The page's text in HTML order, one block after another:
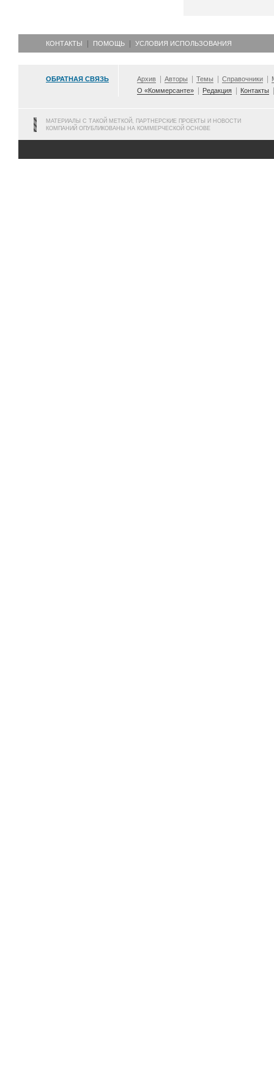
КОНТАКТЫ ПОМОЩЬ УСЛОВИЯ ИСПОЛЬЗОВАНИЯ
ОБРАТНАЯ СВЯЗЬ Архив Авторы Темы Справочники
О «Коммерсанте»
Редакция Контакты
МАТЕРИАЛЫ С ТАКОЙ МЕТКОЙ, ПАРТНЕРСКИЕ ПРОЕКТЫ И НОВОСТИ
КОМПАНИЙ ОПУБЛИКОВАНЫ НА КОММЕРЧЕСКОЙ ОСНОВЕ